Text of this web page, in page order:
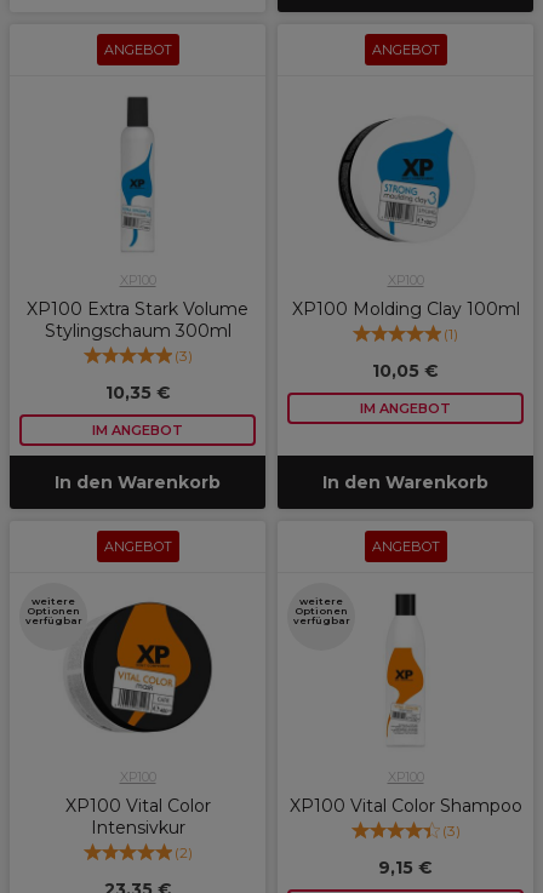
ANGEBOT
XP100
XP100 Extra Stark Volume
Stylingschaum 300ml
(3)
10,35 €
IM ANGEBOT
In den Warenkorb
ANGEBOT
XP100
XP100 Molding Clay 100ml
(1)
10,05 €
IM ANGEBOT
In den Warenkorb
ANGEBOT
weitere
Optionen
verfügbar
XP100
XP100 Vital Color
Intensivkur
(2)
ANGEBOT
weitere
Optionen
verfügbar
XP100
XP100 Vital Color Shampoo
(3)
9,15 €